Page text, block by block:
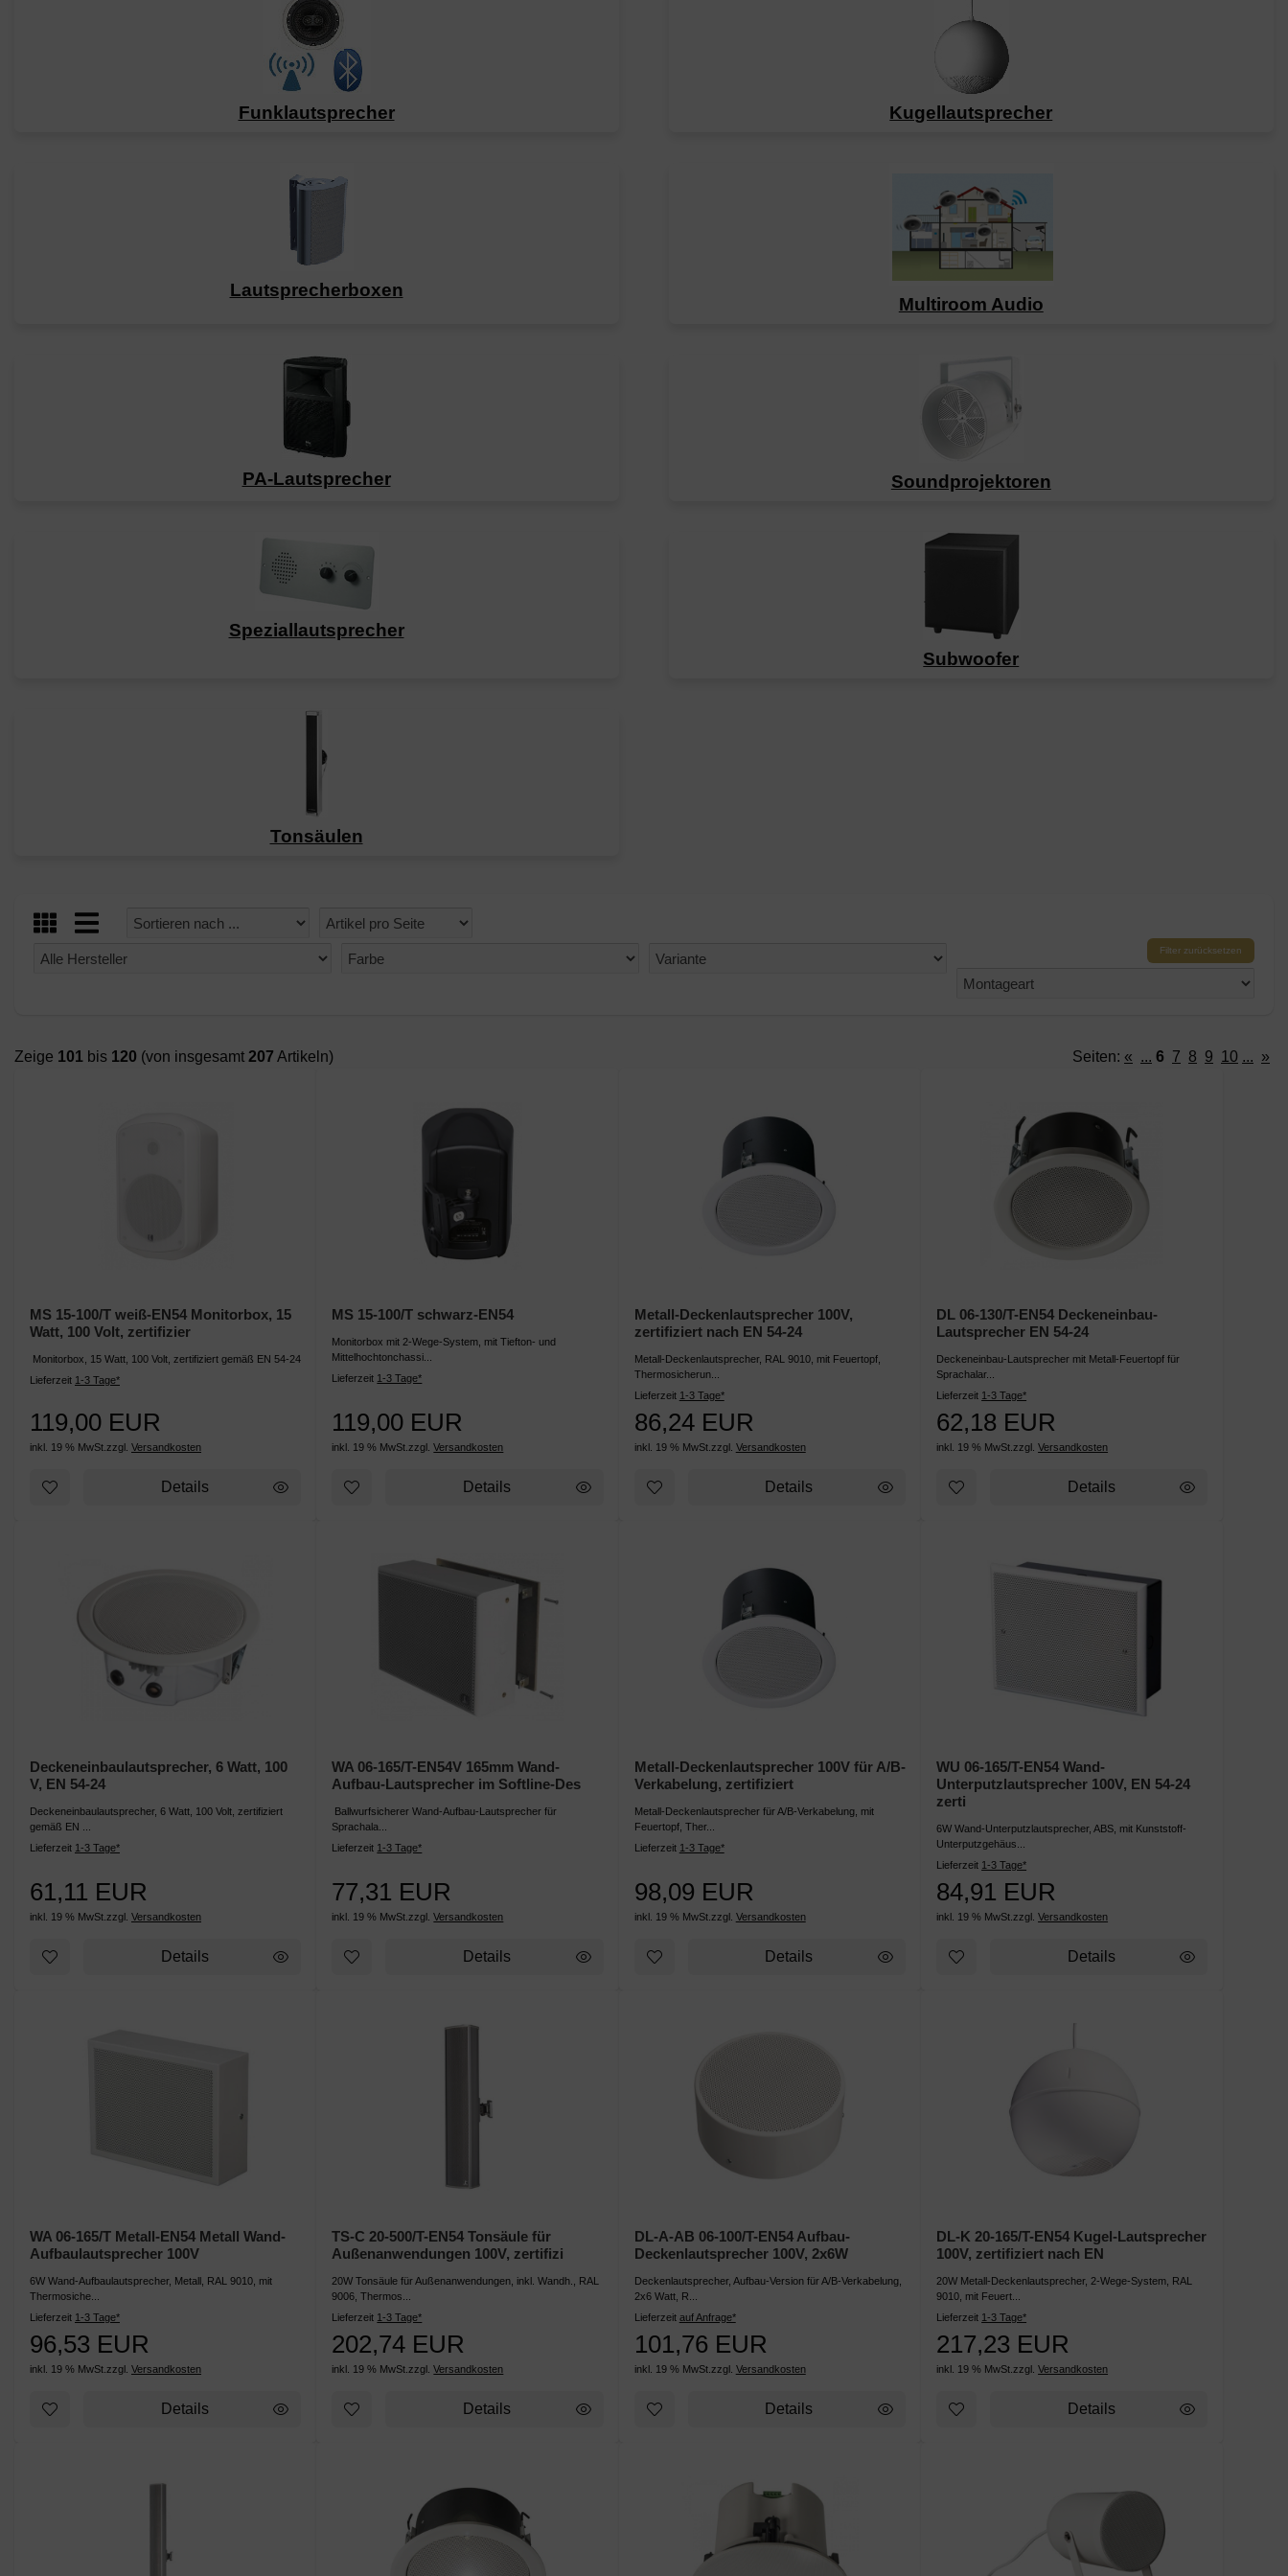
Funklautsprecher Kugellautsprecher
Lautsprecherboxen
Multiroom Audio
PA-Lautsprecher Soundprojektoren
Speziallautsprecher
Subwoofer
Tonsäulen
Filter zurücksetzen
Zeige 101 bis 120 (von insgesamt 207 Artikeln) Seiten: « ... 6 7 8 9 10 ... »
MS 15-100/T weiß-EN54 Monitorbox, 15
Watt, 100 Volt, zertifizier
Monitorbox, 15 Watt, 100 Volt, zertifiziert gemäß EN 54-24
Lieferzeit 1-3 Tage*
119,00 EUR
inkl. 19 % MwSt. zzgl. Versandkosten
Details
MS 15-100/T schwarz-EN54
Monitorbox mit 2-Wege-System, mit Tiefton- und
Mittelhochtonchassi...
Lieferzeit 1-3 Tage*
119,00 EUR
inkl. 19 % MwSt. zzgl.Versandkosten
Details
Metall-Deckenlautsprecher 100V,
zertifiziert nach EN 54-24
Metall-Deckenlautsprecher, RAL 9010, mit Feuertopf,
Thermosicherun...
Lieferzeit 1-3 Tage*
86,24 EUR
inkl. 19 % MwSt. zzgl. Versandkosten
Details
DL 06-130/T-EN54 Deckeneinbau-
Lautsprecher EN 54-24
Deckeneinbau-Lautsprecher mit Metall-Feuertopf für
Sprachalar...
Lieferzeit 1-3 Tage*
62,18 EUR
inkl. 19 % MwSt. zzgl.Versandkosten
Details
Deckeneinbaulautsprecher, 6 Watt, 100
V, EN 54-24
Deckeneinbaulautsprecher, 6 Watt, 100 Volt, zertifiziert
gemäß EN ...
Lieferzeit 1-3 Tage*
61,11 EUR
inkl. 19 % MwSt. zzgl. Versandkosten
Details
WA 06-165/T-EN54V 165mm Wand-
Aufbau-Lautsprecher im Softline-Des
Ballwurfsicherer Wand-Aufbau-Lautsprecher für
Sprachala...
Lieferzeit 1-3 Tage*
77,31 EUR
inkl. 19 % MwSt. zzgl.Versandkosten
Details
Metall-Deckenlautsprecher 100V für A/B-
Verkabelung, zertifiziert
Metall-Deckenlautsprecher für A/B-Verkabelung, mit
Feuertopf, Ther...
Lieferzeit 1-3 Tage*
98,09 EUR
inkl. 19 % MwSt. zzgl. Versandkosten
Details
WU 06-165/T-EN54 Wand-
Unterputzlautsprecher 100V, EN 54-24
zerti
6W Wand-Unterputzlautsprecher, ABS, mit Kunststoff-
Unterputzgehäus...
Lieferzeit 1-3 Tage*
84,91 EUR
inkl. 19 % MwSt. zzgl.Versandkosten
Details
WA 06-165/T Metall-EN54 Metall Wand-
Aufbaulautsprecher 100V
6W Wand-Aufbaulautsprecher, Metall, RAL 9010, mit
Thermosiche...
Lieferzeit 1-3 Tage*
96,53 EUR
inkl. 19 % MwSt. zzgl. Versandkosten
Details
TS-C 20-500/T-EN54 Tonsäule für
Außenanwendungen 100V, zertifizi
20W Tonsäule für Außenanwendungen, inkl. Wandh., RAL
9006, Thermos...
Lieferzeit 1-3 Tage*
202,74 EUR
inkl. 19 % MwSt. zzgl.Versandkosten
Details
DL-A-AB 06-100/T-EN54 Aufbau-
Deckenlautsprecher 100V, 2x6W
Deckenlautsprecher, Aufbau-Version für A/B-Verkabelung,
2x6 Watt, R...
Lieferzeit auf Anfrage*
101,76 EUR
inkl. 19 % MwSt. zzgl. Versandkosten
Details
DL-K 20-165/T-EN54 Kugel-Lautsprecher
100V, zertifiziert nach EN
20W Metall-Deckenlautsprecher, 2-Wege-System, RAL
9010, mit Feuert...
Lieferzeit 1-3 Tage*
217,23 EUR
inkl. 19 % MwSt. zzgl.Versandkosten
Details